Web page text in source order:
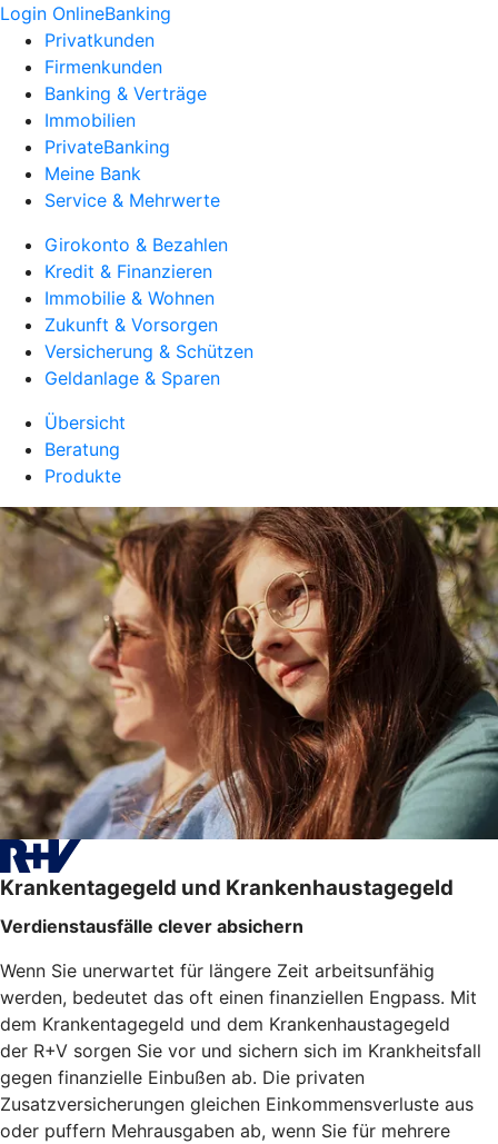
Login OnlineBanking
Privatkunden
Firmenkunden
Banking & Verträge
Immobilien
PrivateBanking
Meine Bank
Service & Mehrwerte
Girokonto & Bezahlen
Kredit & Finanzieren
Immobilie & Wohnen
Zukunft & Vorsorgen
Versicherung & Schützen
Geldanlage & Sparen
Übersicht
Beratung
Produkte
Krankentagegeld und Krankenhaustagegeld
Verdienstausfälle clever absichern
Wenn Sie unerwartet für längere Zeit arbeitsunfähig
werden, bedeutet das oft einen finanziellen Engpass. Mit
dem Krankentagegeld und dem Krankenhaustagegeld
der R+V sorgen Sie vor und sichern sich im Krankheitsfall
gegen finanzielle Einbußen ab. Die privaten
Zusatzversicherungen gleichen Einkommensverluste aus
oder puffern Mehrausgaben ab, wenn Sie für mehrere